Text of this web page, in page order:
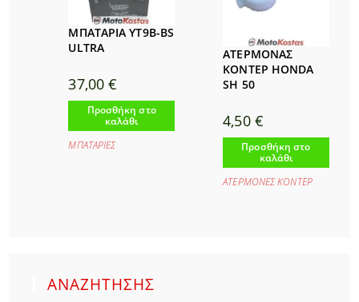
ΜΠΑΤΑΡΙΑ YT9B-BS
ULTRA
37,00€
Προσθήκη στο
καλάθι
ΜΠΑΤΑΡΙΕΣ
ΑΤΕΡΜΟΝΑΣ
ΚΟΝΤΕΡ HONDA
SH 50
4,50 €
Προσθήκη στο
καλάθι
ΑΤΕΡΜΟΝΕΣ ΚΟΝΤΕΡ
ΑΝΑΖΗΤΗΣΗΣ